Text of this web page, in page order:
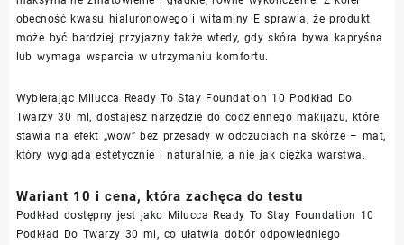
obecność kwasu hialuronowego i witaminy E sprawia, że produkt
może być bardziej przyjazny także wtedy, gdy skóra bywa kapryśna
lub wymaga wsparcia w utrzymaniu komfortu.
Wybierając Milucca Ready To Stay Foundation 10 Podkład Do
Twarzy 30 ml, dostajesz narzędzie do codziennego makijażu, które
stawia na efekt „wow” bez przesady w odczuciach na skórze – mat,
który wygląda estetycznie i naturalnie, a nie jak ciężka warstwa.
Wariant 10 i cena, która zachęca do testu
Podkład dostępny jest jako Milucca Ready To Stay Foundation 10
Podkład Do Twarzy 30 ml, co ułatwia dobór odpowiedniego